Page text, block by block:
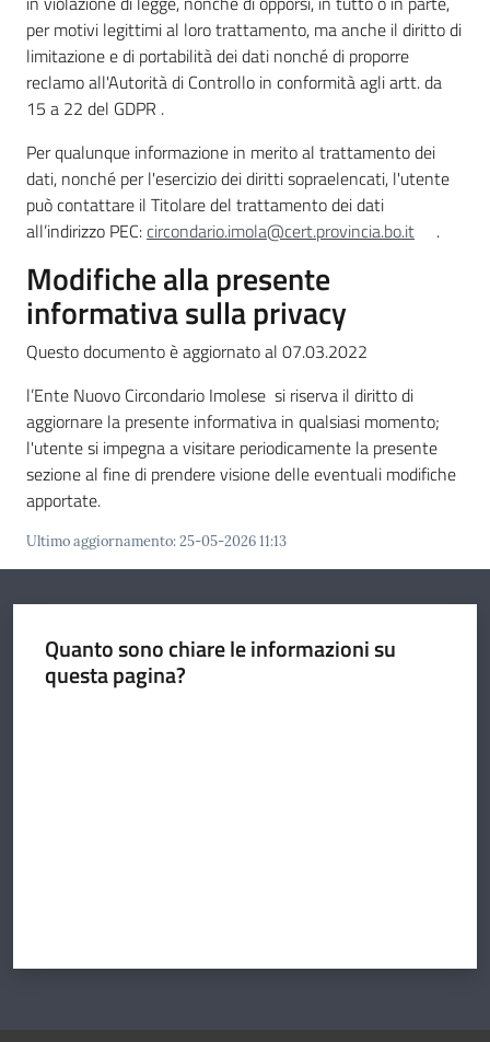
per motivi legittimi al loro trattamento, ma anche il diritto di
limitazione e di portabilità dei dati nonché di proporre
reclamo all'Autorità di Controllo in conformità agli artt. da
15 a 22 del GDPR .
Per qualunque informazione in merito al trattamento dei
dati, nonché per l'esercizio dei diritti sopraelencati, l'utente
può contattare il Titolare del trattamento dei dati
all’indirizzo PEC: circondario.imola@cert.provincia.bo.it .
Modifiche alla presente
informativa sulla privacy
Questo documento è aggiornato al 07.03.2022
l’Ente Nuovo Circondario Imolese si riserva il diritto di
aggiornare la presente informativa in qualsiasi momento;
l'utente si impegna a visitare periodicamente la presente
sezione al fine di prendere visione delle eventuali modifiche
apportate.
Ultimo aggiornamento:25-05-2026 11:13
Quanto sono chiare le informazioni su
questa pagina?